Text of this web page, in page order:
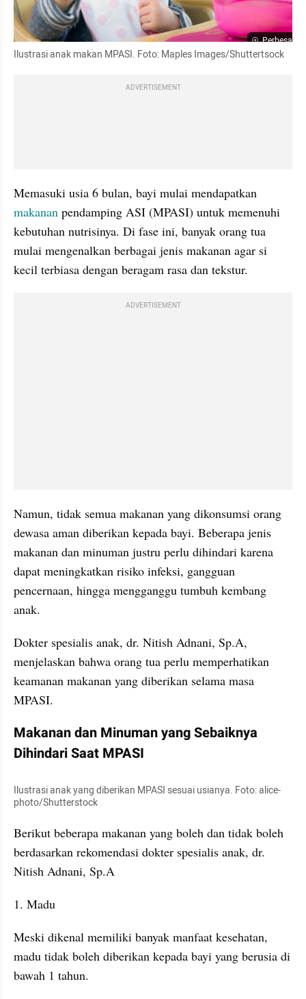
Perbesar
Ilustrasi anak makan MPASI. Foto: Maples Images/Shuttertsock
ADVERTISEMENT
makanan pendamping ASI (MPASI) untuk memenuhi
kebutuhan nutrisinya. Di fase ini, banyak orang tua
mulai mengenalkan berbagai jenis makanan agar si
kecil terbiasa dengan beragam rasa dan tekstur.
ADVERTISEMENT
Namun, tidak semua makanan yang dikonsumsi orang
dewasa aman diberikan kepada bayi. Beberapa jenis
makanan dan minuman justru perlu dihindari karena
dapat meningkatkan risiko infeksi, gangguan
pencernaan, hingga mengganggu tumbuh kembang
anak.
Dokter spesialis anak, dr. Nitish Adnani, Sp.A,
menjelaskan bahwa orang tua perlu memperhatikan
keamanan makanan yang diberikan selama masa
MPASI.
Makanan dan Minuman yang Sebaiknya
Dihindari Saat MPASI
Ilustrasi anak yang diberikan MPASI sesuai usianya. Foto: alice-
photo/Shutterstock
Berikut beberapa makanan yang boleh dan tidak boleh
berdasarkan rekomendasi dokter spesialis anak, dr.
Nitish Adnani, Sp.A
1. Madu
Meski dikenal memiliki banyak manfaat kesehatan,
madu tidak boleh diberikan kepada bayi yang berusia di
bawah 1 tahun.